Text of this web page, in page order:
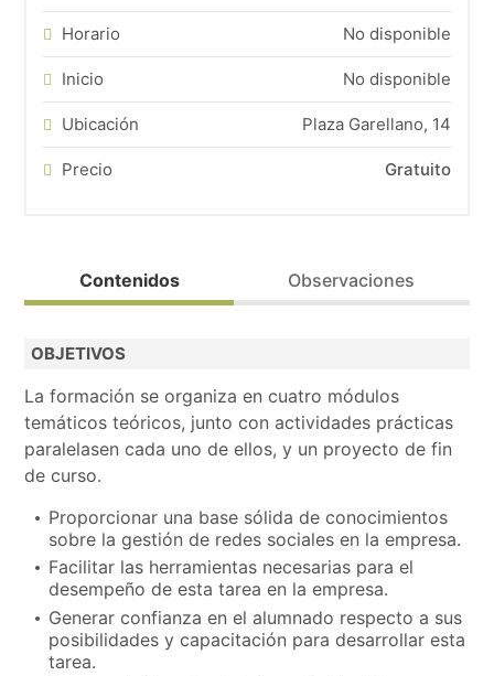
Horario No disponible
Inicio No disponible
Ubicación Plaza Garellano, 14
Precio Gratuito
Contenidos
OBJETIVOS
La formación se organiza en cuatro módulos
temáticos teóricos, junto con actividades prácticas
paralelasen cada uno de ellos, y un proyecto de fin
de curso.
Proporcionar una base sólida de conocimientos
sobre la gestión de redes sociales en la empresa.
Facilitar las herramientas necesarias para el
desempeño de esta tarea en la empresa.
Generar confianza en el alumnado respecto a sus
posibilidades y capacitación para desarrollar esta
tarea.
Observaciones
Calendario de la convocatoria de Formación
Modalidad de impartición: Presencial.
Bolsa de trabajo.
Realiza la preinscripción y contactaremos contigo.